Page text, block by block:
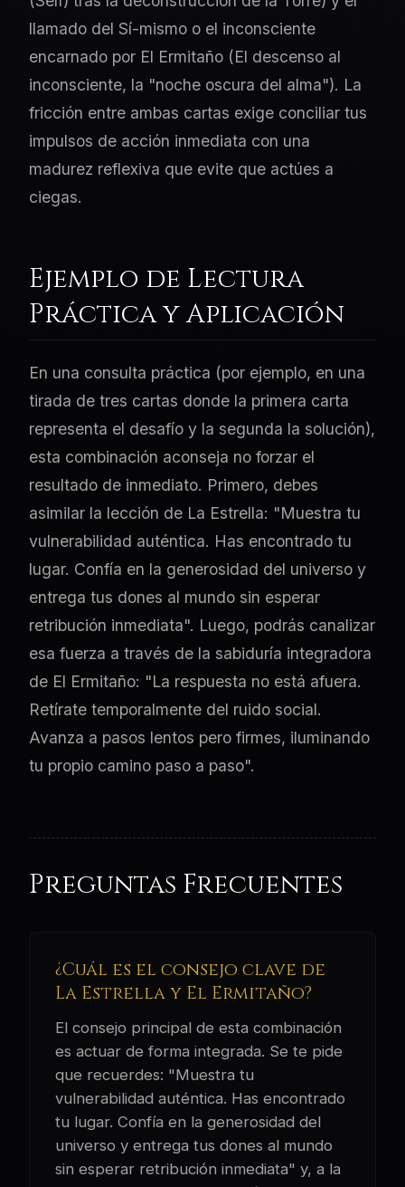
llamado del Sí-mismo o el inconsciente
encarnado por El Ermitaño (El descenso al
inconsciente, la "noche oscura del alma"). La
fricción entre ambas cartas exige conciliar tus
impulsos de acción inmediata con una
madurez reflexiva que evite que actúes a
ciegas.
Ejemplo de Lectura
Práctica y Aplicación
En una consulta práctica (por ejemplo, en una
tirada de tres cartas donde la primera carta
representa el desafío y la segunda la solución),
esta combinación aconseja no forzar el
resultado de inmediato. Primero, debes
asimilar la lección de La Estrella: "Muestra tu
vulnerabilidad auténtica. Has encontrado tu
lugar. Confía en la generosidad del universo y
entrega tus dones al mundo sin esperar
retribución inmediata". Luego, podrás canalizar
esa fuerza a través de la sabiduría integradora
de El Ermitaño: "La respuesta no está afuera.
Retírate temporalmente del ruido social.
Avanza a pasos lentos pero firmes, iluminando
tu propio camino paso a paso".
Preguntas Frecuentes
¿Cuál es el consejo clave de
La Estrella y El Ermitaño?
El consejo principal de esta combinación
es actuar de forma integrada. Se te pide
que recuerdes: "Muestra tu
vulnerabilidad auténtica. Has encontrado
tu lugar. Confía en la generosidad del
universo y entrega tus dones al mundo
sin esperar retribución inmediata" y, a la